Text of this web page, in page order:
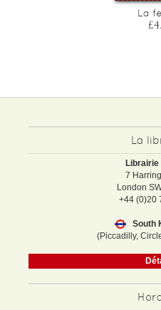
La
La
Librairie
7
London
+44 (0)20
South
(Piccadilly,